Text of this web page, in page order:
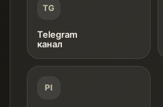
TG
Telegram
канал
PI